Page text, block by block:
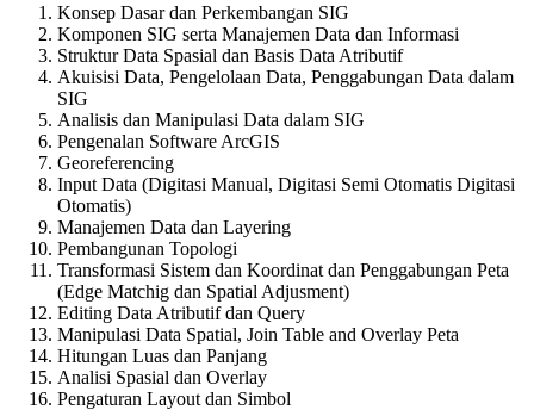
Konsep Dasar dan Perkembangan SIG
Komponen SIG serta Manajemen Data dan Informasi
Struktur Data Spasial dan Basis Data Atributif
Akuisisi Data, Pengelolaan Data, Penggabungan Data dalam
SIG
Analisis dan Manipulasi Data dalam SIG
Pengenalan Software ArcGIS
Georeferencing
Input Data (Digitasi Manual, Digitasi Semi Otomatis Digitasi
Otomatis)
Manajemen Data dan Layering
Pembangunan Topologi
Transformasi Sistem dan Koordinat dan Penggabungan Peta
(Edge Matchig dan Spatial Adjusment)
Editing Data Atributif dan Query
Manipulasi Data Spatial, Join Table and Overlay Peta
Hitungan Luas dan Panjang
Analisi Spasial dan Overlay
Pengaturan Layout dan Simbol